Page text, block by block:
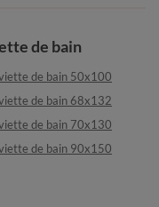
de bain
de bain 50x100
de bain 68x132
de bain 70x130
de bain 90x150